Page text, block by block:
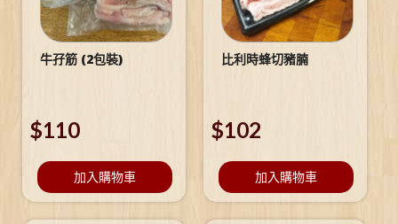
牛孖筋 (2包裝)
$110
加入購物車
比利時蜂切豬腩
$102
加入購物車